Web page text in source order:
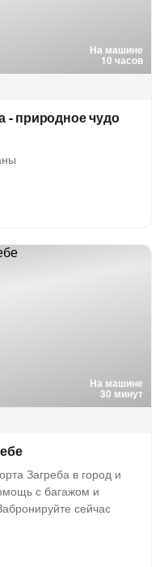
На машине
10 часов
- природное чудо
На машине
30 минут
Загреба в город и
с багажом и
сейчас